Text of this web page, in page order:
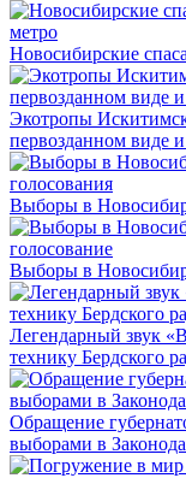
Новосибирские
Экотропы
первозданном виде
Выборы в
Выборы в
Легендарный звук
технику Бердского
Обращение
выборами в